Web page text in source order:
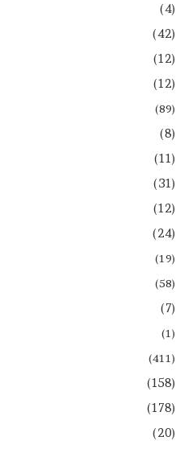
(4)
(42)
(12)
(12)
(89)
(8)
(11)
(31)
(12)
(24)
(19)
(58)
(7)
(1)
(411)
(158)
(178)
(20)